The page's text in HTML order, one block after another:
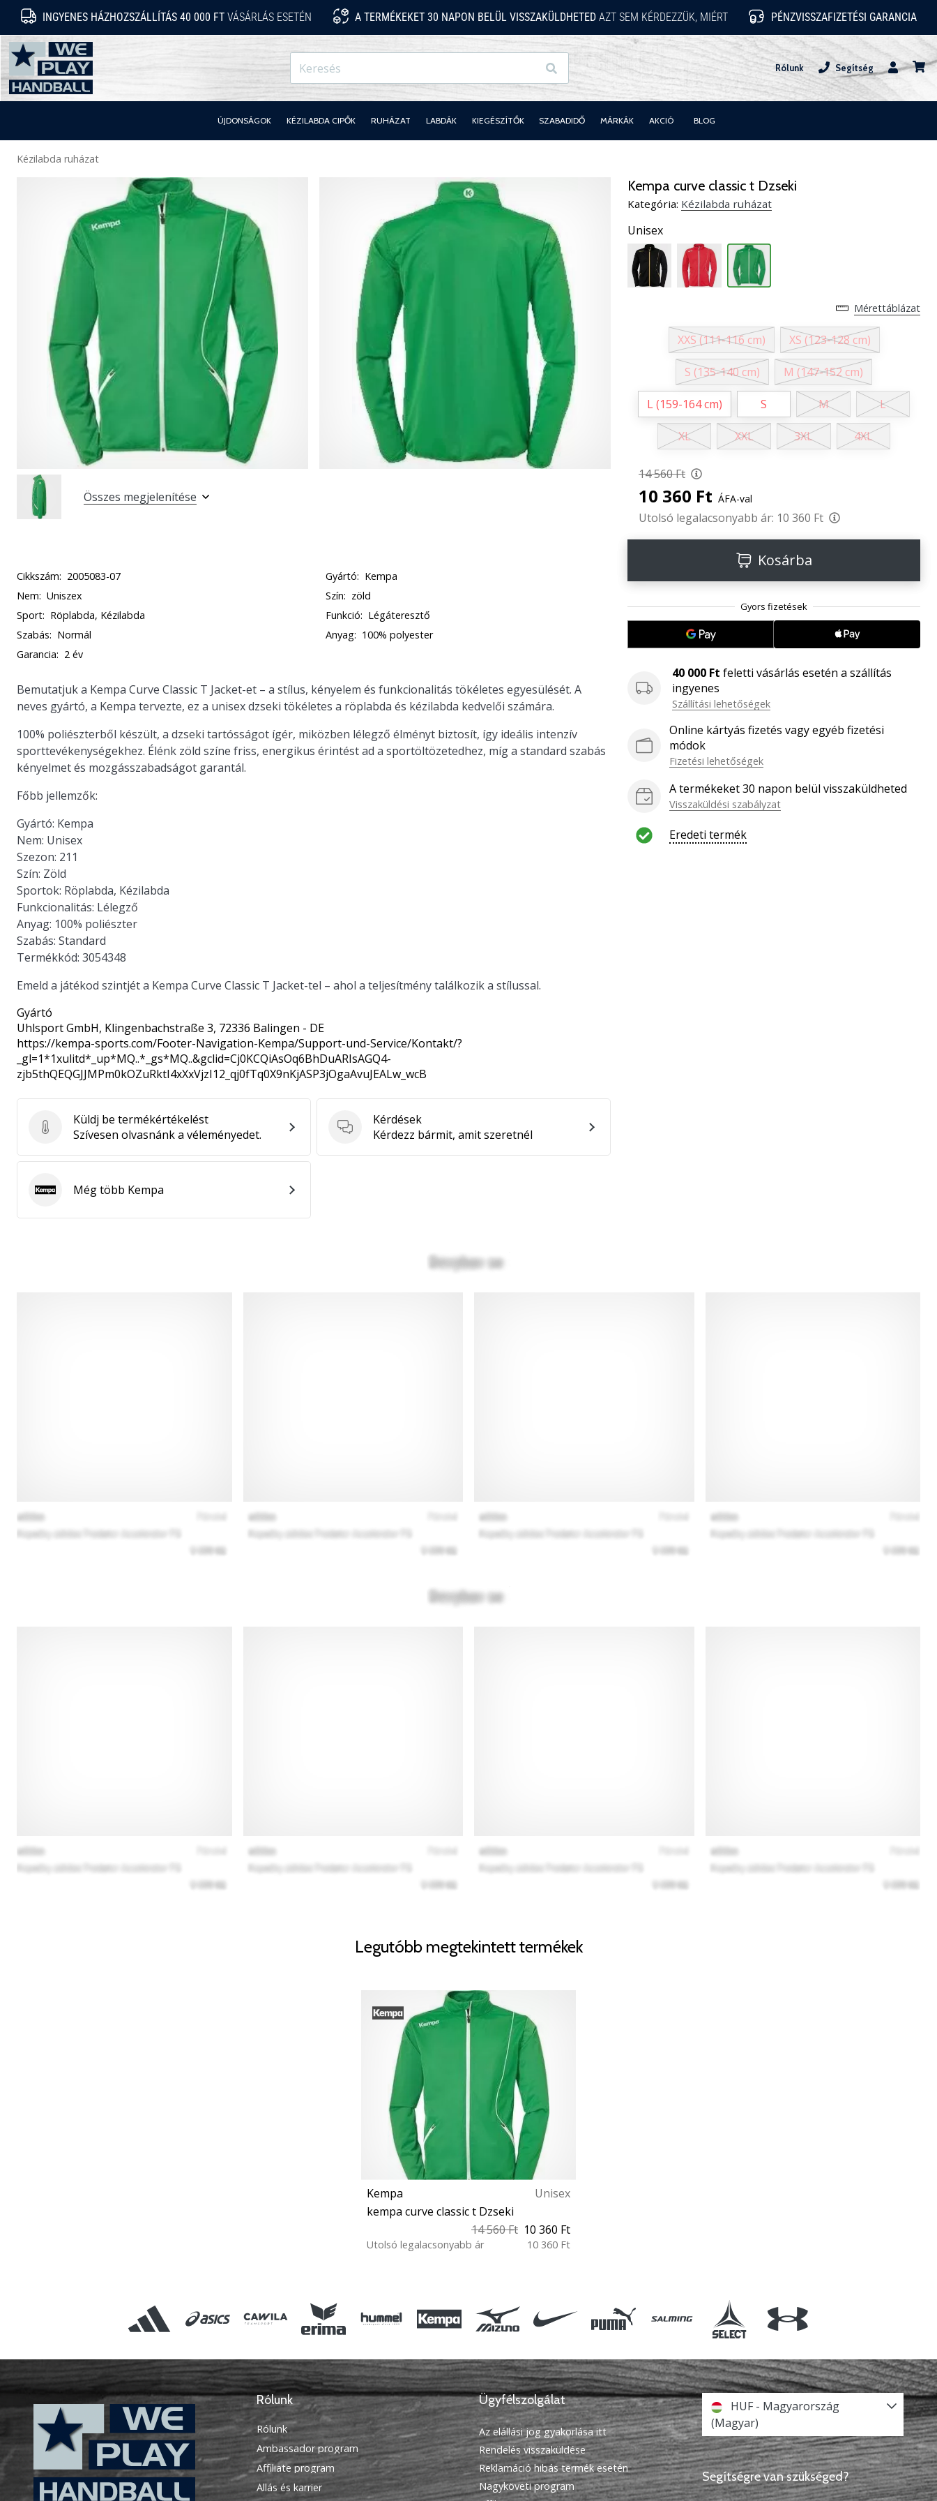
INGYENES HÁZHOZSZÁLLÍTÁS 40 000 FT VÁSÁRLÁS ESETÉN A TERMÉKEKET 30 NAPON BELÜL VISSZAKÜLDHETEDAZT SEM KÉRDEZZÜK, MIÉRT PÉNZVISSZAFIZETÉSI GARANCIA
WePlayHandball.hu
Keresés Rólunk
Segítség
Felhasználó
ÚJDONSÁGOK KÉZILABDA CIPŐK RUHÁZAT LABDÁK KIEGÉSZÍTŐK SZABADIDŐ MÁRKÁK AKCIÓ BLOG
Kézilabda ruházat
Kempa curve classic t Dzseki
Kategória: Kézilabda ruházat
Unisex
Mérettáblázat
XXS (111-116 cm) XS (123-128 cm)
S (135-140 cm) M (147-152 cm)
L (159-164 cm) S M L
XL XXL 3XL 4XL
14 560 Ft
10 360 Ft ÁFA-val
Utolsó legalacsonyabb ár: 10 360 Ft
Kosárba
40 000 Ft feletti vásárlás esetén a szállítás
ingyenes
Szállítási lehetőségek
Online kártyás fizetés vagy egyéb fizetési
módok
Fizetési lehetőségek
A termékeket 30 napon belül visszaküldheted
Visszaküldési szabályzat
Eredeti termék
Összes megjelenítése
Cikkszám: 2005083-07 Gyártó: Kempa
Nem: Uniszex Szín: zöld
Sport: Röplabda, Kézilabda Funkció: Légáteresztő
Szabás: Normál Anyag: 100% polyester
Garancia: 2 év
Bemutatjuk a Kempa Curve Classic T Jacket-et – a stílus, kényelem és funkcionalitás tökéletes egyesülését. A
neves gyártó, a Kempa tervezte, ez a unisex dzseki tökéletes a röplabda és kézilabda kedvelői számára.
100% poliészterből készült, a dzseki tartósságot ígér, miközben lélegző élményt biztosít, így ideális intenzív
sporttevékenységekhez. Élénk zöld színe friss, energikus érintést ad a sportöltözetedhez, míg a standard szabás
kényelmet és mozgásszabadságot garantál.
Főbb jellemzők:
Gyártó: Kempa
Nem: Unisex
Szezon: 211
Szín: Zöld
Sportok: Röplabda, Kézilabda
Funkcionalitás: Lélegző
Anyag: 100% poliészter
Szabás: Standard
Termékkód: 3054348
Emeld a játékod szintjét a Kempa Curve Classic T Jacket-tel – ahol a teljesítmény találkozik a stílussal.
Gyártó
Uhlsport GmbH, Klingenbachstraße 3, 72336 Balingen - DE
https://kempa-sports.com/Footer-Navigation-Kempa/Support-und-Service/Kontakt/?
_gl=1*1xulitd*_up*MQ..*_gs*MQ..&gclid=Cj0KCQiAsOq6BhDuARIsAGQ4-
zjb5thQEQGJJMPm0kOZuRktI4xXxVjzI12_qj0fTq0X9nKjASP3jOgaAvuJEALw_wcB
Küldj be termékértékelést
Küldj be termékértékelést
Szívesen olvasnánk a véleményedet.
Kérdések
Kérdések
Kérdezz bármit, amit szeretnél
KempaMég több Kempa
Legutóbb megtekintett termékek
Kempa
Unisex
kempa curve classic t Dzseki
14 560 Ft 10 360 Ft
Utolsó legalacsonyabb ár 10 360 Ft
Rólunk
Rólunk
Ambassador program
Affiliate program
Állás és karrier
Ügyfélszolgálat
Az elállási jog gyakorlása itt
Rendelés visszaküldése
Reklamáció hibás termék esetén
Nagyköveti program
HUF - Magyarország
(Magyar)
Segítségre van szükséged?